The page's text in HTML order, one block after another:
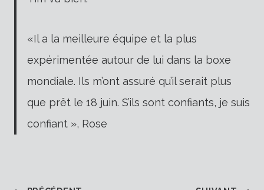
«Il a la meilleure équipe et la plus
expérimentée autour de lui dans la boxe
mondiale. Ils m’ont assuré qu’il serait plus
que prêt le 18 juin. S’ils sont confiants, je suis
confiant », Rose